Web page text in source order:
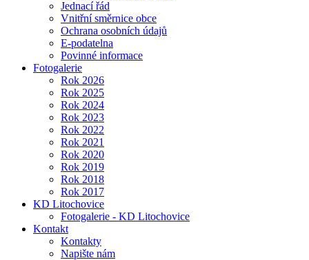
Jednací řád
Vnitřní směrnice obce
Ochrana osobních údajů
E-podatelna
Povinné informace
Fotogalerie
Rok 2026
Rok 2025
Rok 2024
Rok 2023
Rok 2022
Rok 2021
Rok 2020
Rok 2019
Rok 2018
Rok 2017
KD Litochovice
Fotogalerie - KD Litochovice
Kontakt
Kontakty
Napište nám